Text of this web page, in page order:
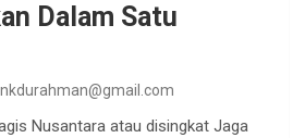
Dalam Satu
Nusantara atau disingkat Jaga